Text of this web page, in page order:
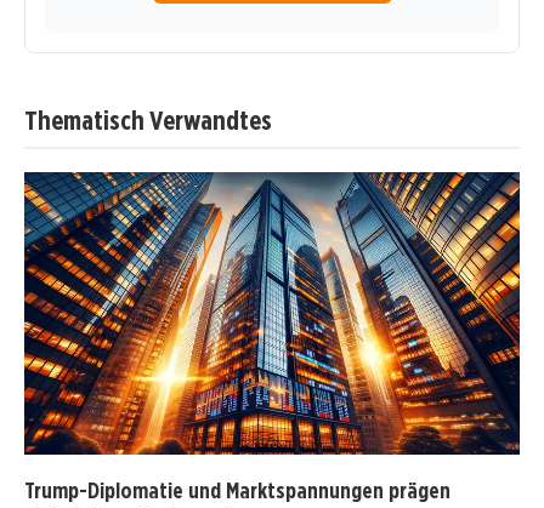
Thematisch Verwandtes
Trump-Diplomatie und Marktspannungen prägen